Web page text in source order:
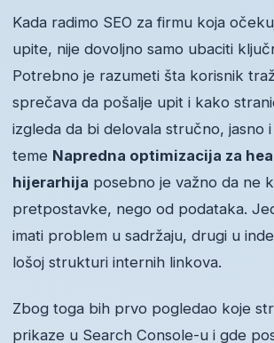
Kada radimo SEO za firmu koja
upite, nije dovoljno samo ubaciti
Potrebno je razumeti šta korisnik
sprečava da pošalje upit i kako
izgleda da bi delovala stručno, jasno
teme Napredna optimizacija za
hijerarhija posebno je važno da ne
pretpostavke, nego od podataka.
imati problem u sadržaju, drugi u
lošoj strukturi internih linkova.
Zbog toga bih prvo pogledao koje
prikaze u Search Console-u i gde